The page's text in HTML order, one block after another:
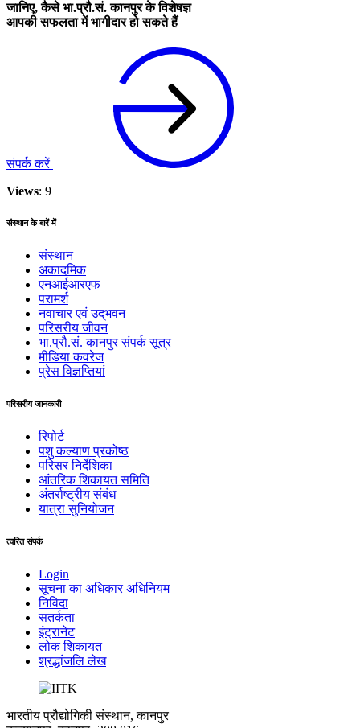
जानिए, कैसे भा.प्रौ.सं. कानपुर के विशेषज्ञ
आपकी सफलता में भागीदार हो सकते हैं
संपर्क करें
Views: 9
संस्थान के बारें में
संस्थान
अकादमिक
एनआईआरएफ
परामर्श
नवाचार एवं उद्‌‌भवन
परिसरीय जीवन
भा.प्रौ.सं. कानपुर संपर्क सूत्र
मीडिया कवरेज
प्रेस विज्ञप्तियां
परिसरीय जानकारी
रिपोर्ट
पशु कल्याण प्रकोष्ठ
परिसर निर्देशिका
आंतरिक शिकायत समिति
अंतर्राष्‍ट्रीय संबंध
यात्रा सुनियोजन
त्वरित संपर्क
Login
सूचना का अधिकार अधिनियम
निविदा
सतर्कता
इंट्रानेट
लोक शिकायत
श्रद्धांजलि लेख
भारतीय प्रौद्योगिकी संस्थान, कानपुर